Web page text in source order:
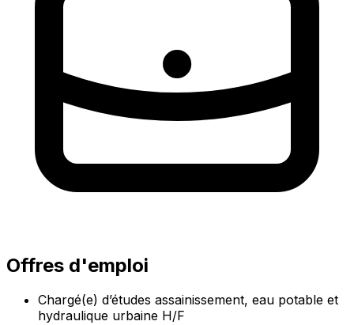
Offres d'emploi
Chargé(e) d’études assainissement, eau potable et
hydraulique urbaine H/F